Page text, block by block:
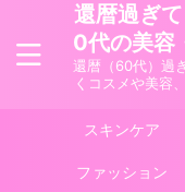
還暦過ぎ
0代の美容
還暦（60代）過
くコスメや美容
スキンケア
ファッション